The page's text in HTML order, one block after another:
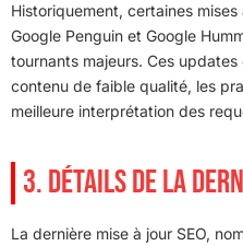
Historiquement, certaines
Google Penguin et Google
tournants majeurs. Ces
contenu de faible qualité, les
meilleure interprétation des
3. DÉTAILS DE LA
La dernière mise à jour SEO,